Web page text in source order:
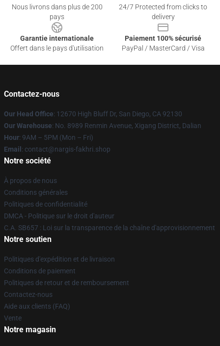
Nous livrons dans plus de 200
pays
24/7 Protected from clicks to
delivery
Garantie internationale
Offert dans le pays d'utilisation
Paiement 100% sécurisé
PayPal / MasterCard / Visa
Contactez-nous
Our Head Office: 12670 High Bluff Dr, San Diego, CA 92130
Our Warehouse: No. 8989 Renmin Avenue, Xigang District, Dalian
Hour: 9AM – 5PM (Mon – Fri)
Email : contact@nargis-fakhri.shop
Notre société
À propos de nous
Conditions générales
Politiques de confidentialité
DMCA - Politique sur le droit d'auteur
C.A. SB657 : Loi sur la transparence de la chaîne d'approvisionnement
Notre soutien
Politiques d'expédition et de livraison
Conditions de paiement
Politiques de retour et de remboursement
Contactez-nous
Aide aux clients (FAQ)
Vente
Notre magasin